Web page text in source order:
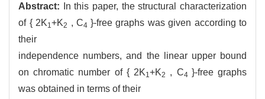
Abstract:
In this paper, the structural characterization
of { 2K1+K2 , C4 }-free graphs was given according to
their
independence numbers, and the linear upper bound
on chromatic number of { 2K1+K2 , C4 }-free graphs
was obtained in terms of their